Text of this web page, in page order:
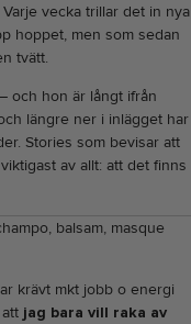
vecka trillar det in nya
hoppet, men som sedan
tvätt.
och hon är långt ifrån
längre ner i inlägget har
Stories som bevisar att
av allt: att det finns
balsam, masque
krävt mkt jobb o energi
jag bara vill raka av